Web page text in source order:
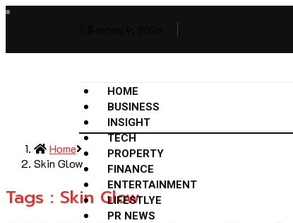
HOME
BUSINESS
INSIGHT
TECH
PROPERTY
FINANCE
ENTERTAINMENT
LIFESTLYE
PR NEWS
Home
Skin Glow
Tags : Skin Glow